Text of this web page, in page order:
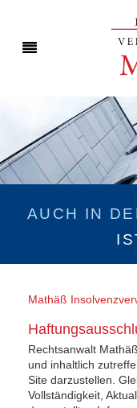
AUCH IN
Mathäß
Rechtsanwalt
und inhaltlich
Site darzustellen.
Vollständigkeit,